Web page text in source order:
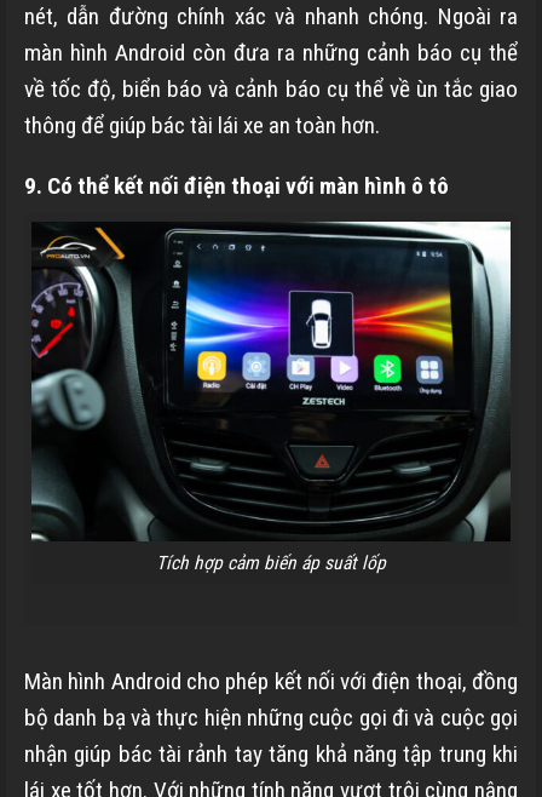
nét, dẫn đường chính xác và nhanh chóng. Ngoài ra
màn hình Android còn đưa ra những cảnh báo cụ thể
về tốc độ, biển báo và cảnh báo cụ thể về ùn tắc giao
thông để giúp bác tài lái xe an toàn hơn.
9. Có thể kết nối điện thoại với màn hình ô tô
Tích hợp cảm biến áp suất lốp
Màn hình Android cho phép kết nối với điện thoại, đồng
bộ danh bạ và thực hiện những cuộc gọi đi và cuộc gọi
nhận giúp bác tài rảnh tay tăng khả năng tập trung khi
lái xe tốt hơn. Với những tính năng vượt trội cùng nâng